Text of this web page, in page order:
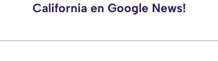
California en Google News!